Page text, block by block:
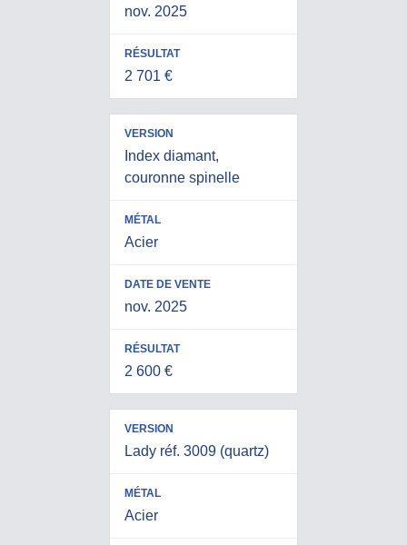
nov. 2025
2 701 €
Index diamant,
couronne spinelle
Acier
nov. 2025
2 600 €
Lady réf. 3009 (quartz)
Acier